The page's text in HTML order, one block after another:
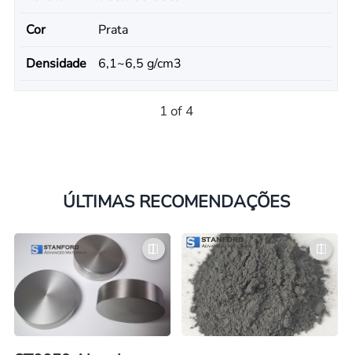
Cor
Prata
Densidade
6,1~6,5 g/cm3
1 of 4
ÚLTIMAS RECOMENDAÇÕES